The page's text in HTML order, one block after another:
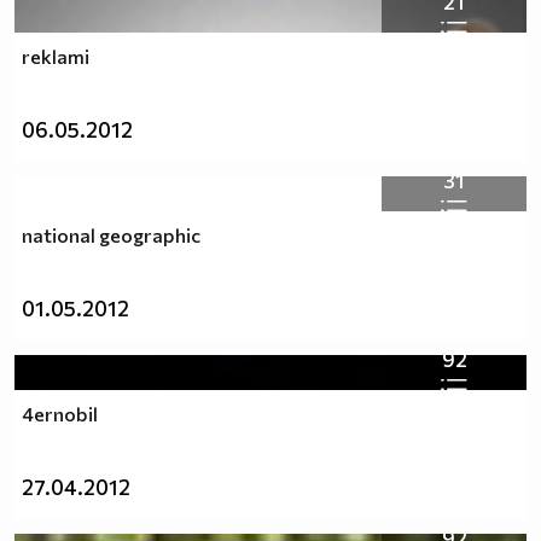
https://www.vbox7.com/play:b7d9b0c3b0
reklami
06.05.2012
31
national geographic
01.05.2012
92
4ernobil
27.04.2012